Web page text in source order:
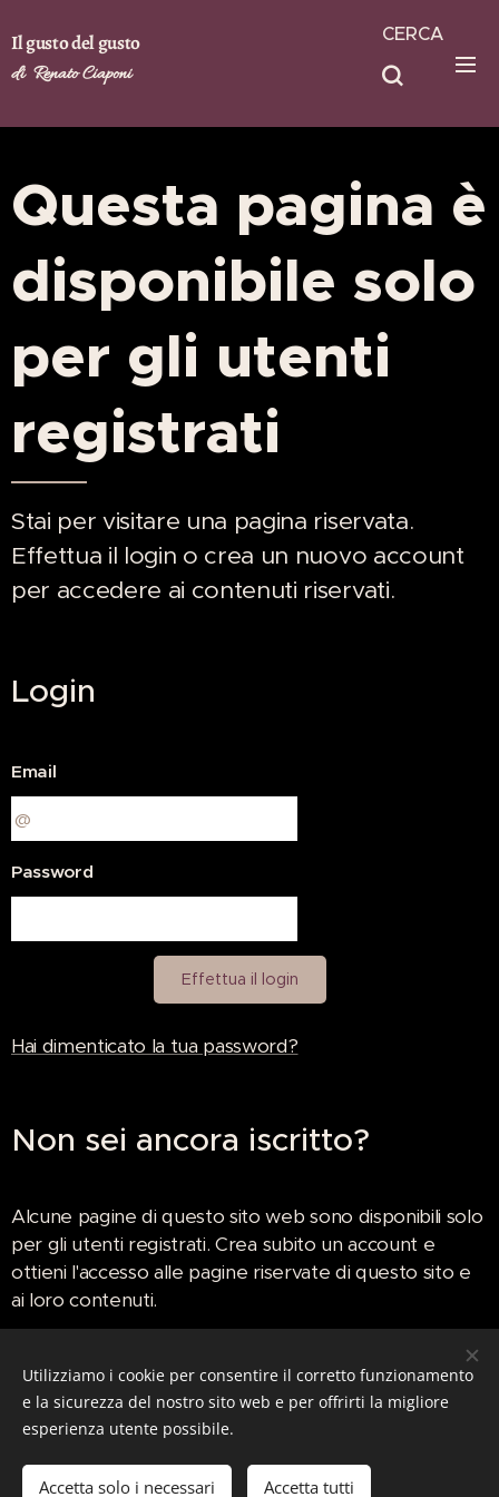
Il gusto del gusto
di Renato Ciaponi
CERCA
Questa pagina è
disponibile solo
per gli utenti
registrati
Stai per visitare una pagina riservata.
Effettua il login o crea un nuovo account
per accedere ai contenuti riservati.
Login
Email
Password
Effettua il login
Hai dimenticato la tua password?
Non sei ancora iscritto?
Alcune pagine di questo sito web sono disponibili solo
per gli utenti registrati. Crea subito un account e
ottieni l'accesso alle pagine riservate di questo sito e
ai loro contenuti.
Crea un nuovo account
Utilizziamo i cookie per consentire il corretto funzionamento
e la sicurezza del nostro sito web e per offrirti la migliore
esperienza utente possibile.
Accetta solo i necessari Accetta tutti